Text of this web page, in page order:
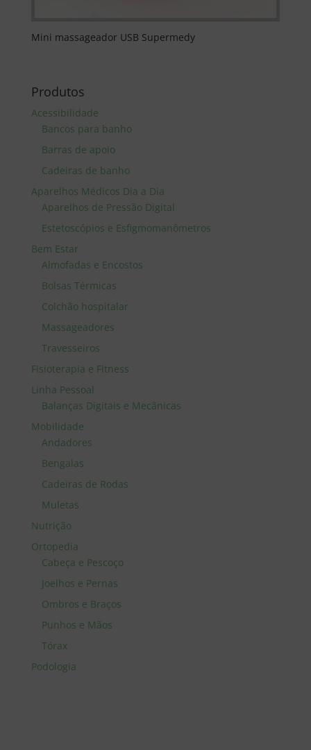
Mini massageador USB Supermedy
Produtos
Acessibilidade
Bancos para banho
Barras de apoio
Cadeiras de banho
Aparelhos Médicos Dia a Dia
Aparelhos de Pressão Digital
Estetoscópios e Esfigmomanômetros
Bem Estar
Almofadas e Encostos
Bolsas Térmicas
Colchão hospitalar
Massageadores
Travesseiros
Fisioterapia e Fitness
Linha Pessoal
Balanças Digitais e Mecânicas
Mobilidade
Andadores
Bengalas
Cadeiras de Rodas
Muletas
Nutrição
Ortopedia
Cabeça e Pescoço
Joelhos e Pernas
Ombros e Braços
Punhos e Mãos
Tórax
Podologia